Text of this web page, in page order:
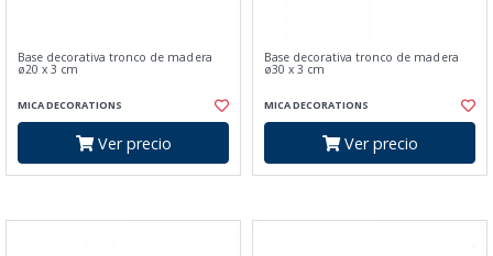
Base decorativa tronco de madera
ø20 x 3 cm
MICA DECORATIONS
Ver precio
Base decorativa tronco de madera
ø30 x 3 cm
MICA DECORATIONS
Ver precio